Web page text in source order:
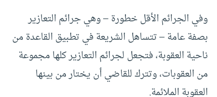
وفي الجرائم الأقل خطورة – وهي جرائم التعازير
بصفة عامة – تتساهل الشريعة في تطبيق القاعدة من
ناحية العقوبة، فتجعل لجرائم التعازير كلها مجموعة
من العقوبات، وتترك للقاضي أن يختار من بينها
العقوبة الملائمة.